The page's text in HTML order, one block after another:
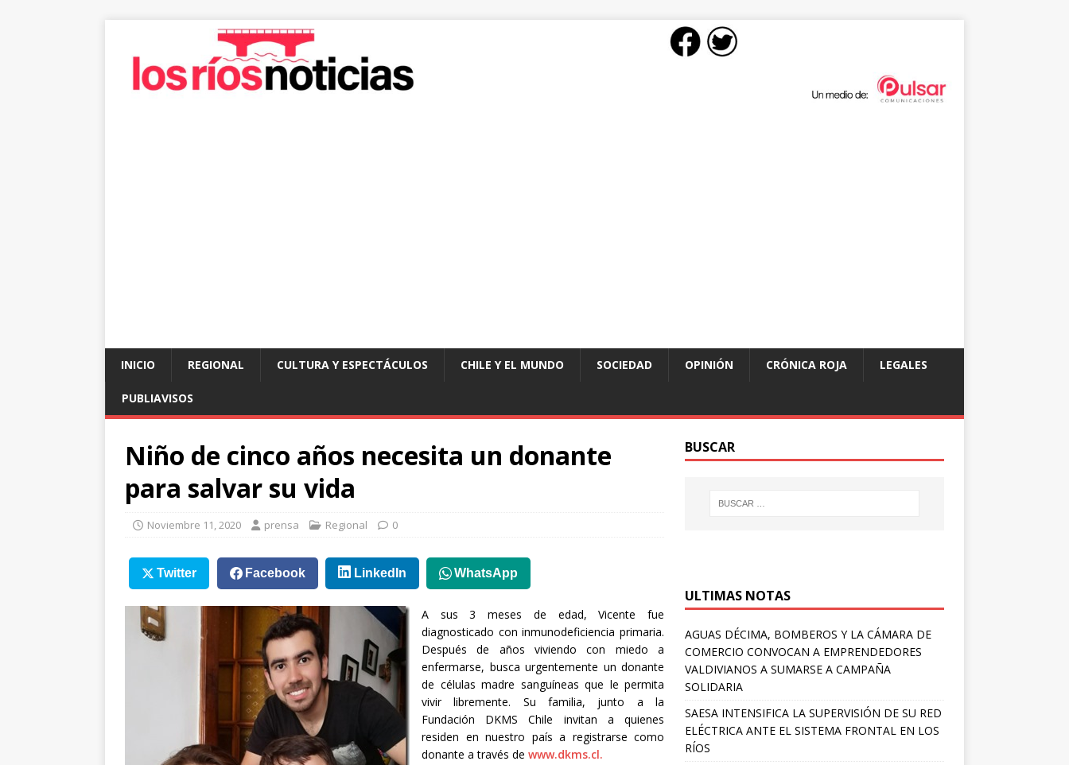
INICIO REGIONAL CULTURA Y ESPECTÁCULOS CHILE Y EL MUNDO SOCIEDAD OPINIÓN CRÓNICA ROJA LEGALES
PUBLIAVISOS
Niño de cinco años necesita un donante
para salvar su vida
Noviembre 11, 2020 prensa Regional 0
Twitter Facebook LinkedIn WhatsApp
A sus 3 meses de edad, Vicente fue
diagnosticado con inmunodeficiencia primaria.
Después de años viviendo con miedo a
enfermarse, busca urgentemente un donante
de células madre sanguíneas que le permita
vivir libremente. Su familia, junto a la
Fundación DKMS Chile invitan a quienes
residen en nuestro país a registrarse como
donante a través de www.dkms.cl.
BUSCAR
ULTIMAS NOTAS
AGUAS DÉCIMA, BOMBEROS Y LA CÁMARA DE
COMERCIO CONVOCAN A EMPRENDEDORES
VALDIVIANOS A SUMARSE A CAMPAÑA
SOLIDARIA
SAESA INTENSIFICA LA SUPERVISIÓN DE SU RED
ELÉCTRICA ANTE EL SISTEMA FRONTAL EN LOS
RÍOS